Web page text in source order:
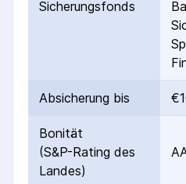
Sicherungs­fonds
Absicherung bis
Bonität
(S&P-Rating des
Landes)